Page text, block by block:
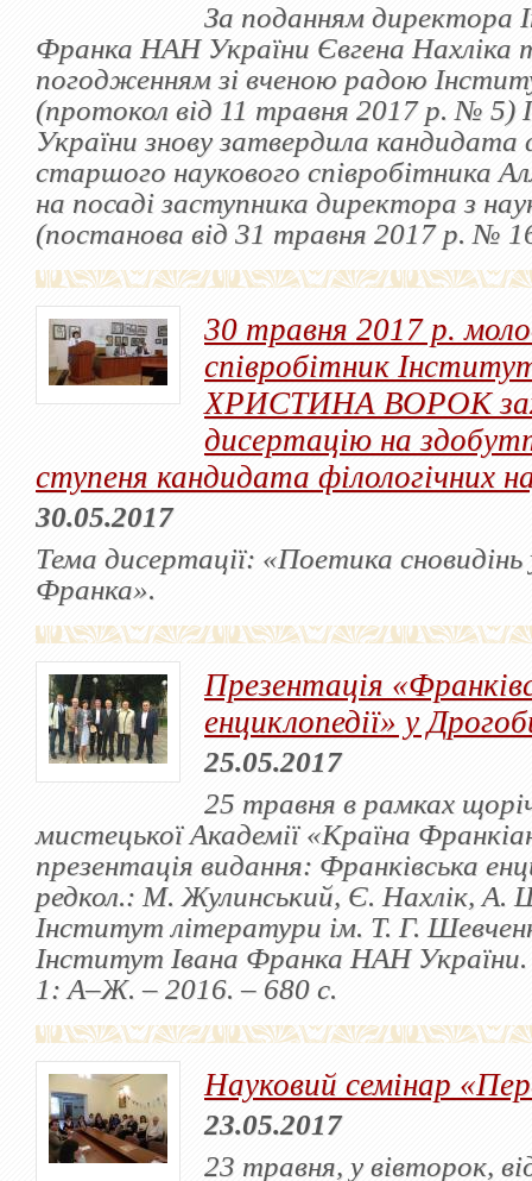
За поданням директора
Франка НАН України Євгена Нахліка
погодженням зі вченою радою
(протокол від 11 травня 2017 р. № 5)
України знову затвердила кандидата
старшого наукового співробітника
на посаді заступника директора з
(постанова від 31 травня 2017 р. №
30 травня 2017 р.
співробітник
ХРИСТИНА ВОРОК
дисертацію на
ступеня кандидата філологічних
30.05.2017
Тема дисертації: «Поетика сновидінь
Франка».
Презентація
енциклопедії» у
25.05.2017
25 травня в рамках
мистецької Академії «Країна
презентація видання: Франківська
редкол.: М. Жулинський, Є. Нахлік, А.
Інститут літератури ім. Т. Г.
Інститут Івана Франка НАН України.
1: А–Ж. – 2016. – 680 с.
Науковий семінар
23.05.2017
23 травня, у вівторок,